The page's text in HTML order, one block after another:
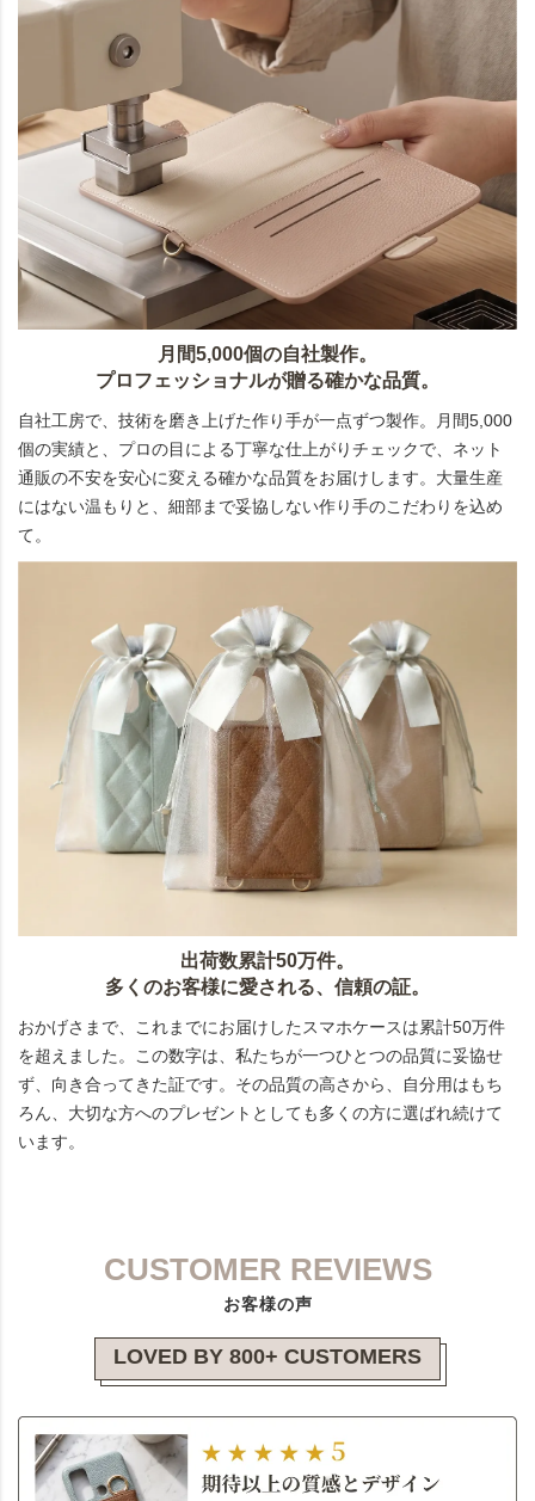
月間5,000個の自社製作。
プロフェッショナルが贈る確かな品質。
自社工房で、技術を磨き上げた作り手が一点ずつ製作。月間5,000
個の実績と、プロの目による丁寧な仕上がりチェックで、ネット
通販の不安を安心に変える確かな品質をお届けします。大量生産
にはない温もりと、細部まで妥協しない作り手のこだわりを込め
て。
出荷数累計50万件。
多くのお客様に愛される、信頼の証。
おかげさまで、これまでにお届けしたスマホケースは累計50万件
を超えました。この数字は、私たちが一つひとつの品質に妥協せ
ず、向き合ってきた証です。その品質の高さから、自分用はもち
ろん、大切な方へのプレゼントとしても多くの方に選ばれ続けて
います。
CUSTOMER REVIEWS
お客様の声
LOVED BY 800+ CUSTOMERS